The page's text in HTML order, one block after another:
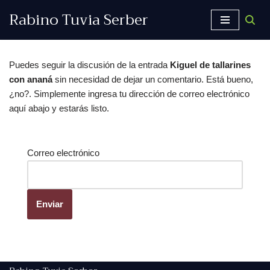
contenido
Rabino Tuvia Serber
Puedes seguir la discusión de la entrada Kiguel de tallarines
con ananásin necesidad de dejar un comentario. Está bueno,
¿no?. Simplemente ingresa tu dirección de correo electrónico
aquí abajo y estarás listo.
Correo electrónico